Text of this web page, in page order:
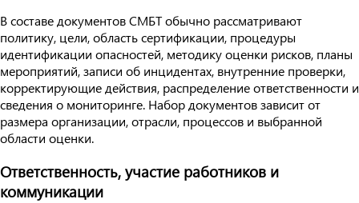
В составе документов СМБТ обычно рассматривают
политику, цели, область сертификации, процедуры
идентификации опасностей, методику оценки рисков, планы
мероприятий, записи об инцидентах, внутренние проверки,
корректирующие действия, распределение ответственности и
сведения о мониторинге. Набор документов зависит от
размера организации, отрасли, процессов и выбранной
области оценки.
Ответственность, участие работников и
коммуникации